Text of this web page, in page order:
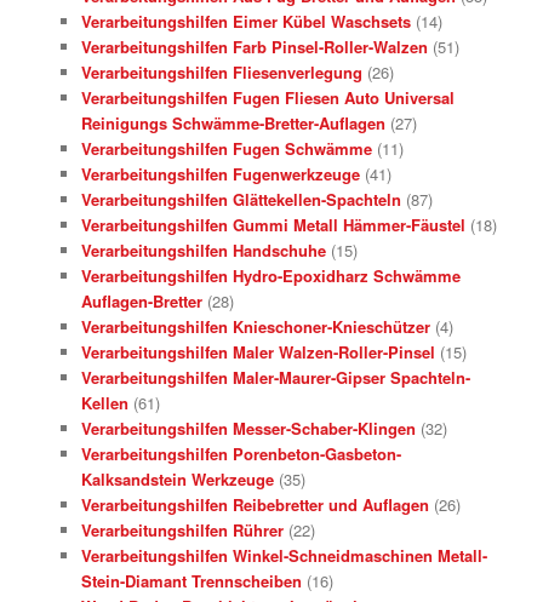
Verarbeitungshilfen Eimer Kübel Waschsets (14)
Verarbeitungshilfen Farb Pinsel-Roller-Walzen (51)
Verarbeitungshilfen Fliesenverlegung (26)
Verarbeitungshilfen Fugen Fliesen Auto Universal
Reinigungs Schwämme-Bretter-Auflagen (27)
Verarbeitungshilfen Fugen Schwämme (11)
Verarbeitungshilfen Fugenwerkzeuge (41)
Verarbeitungshilfen Glättekellen-Spachteln (87)
Verarbeitungshilfen Gummi Metall Hämmer-Fäustel (18)
Verarbeitungshilfen Handschuhe (15)
Verarbeitungshilfen Hydro-Epoxidharz Schwämme
Auflagen-Bretter (28)
Verarbeitungshilfen Knieschoner-Knieschützer (4)
Verarbeitungshilfen Maler Walzen-Roller-Pinsel (15)
Verarbeitungshilfen Maler-Maurer-Gipser Spachteln-
Kellen (61)
Verarbeitungshilfen Messer-Schaber-Klingen (32)
Verarbeitungshilfen Porenbeton-Gasbeton-
Kalksandstein Werkzeuge (35)
Verarbeitungshilfen Reibebretter und Auflagen (26)
Verarbeitungshilfen Rührer (22)
Verarbeitungshilfen Winkel-Schneidmaschinen Metall-
Stein-Diamant Trennscheiben (16)